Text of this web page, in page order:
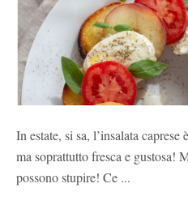
In estate, si sa, l’insalata
ma soprattutto fresca e gustosa!
possono stupire! Ce ...